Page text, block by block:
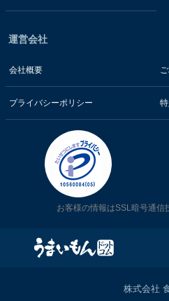
運営会社
会社概要
プライバシーポリシー
お客様の情報はSSL暗号通信
株式会社